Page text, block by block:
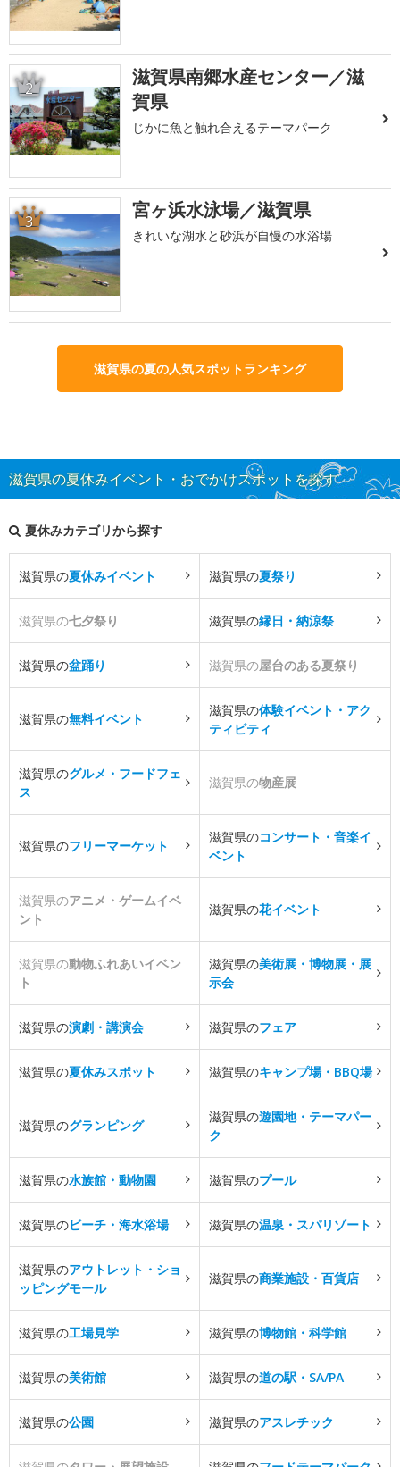
2
滋賀県南郷水産センター／滋
賀県
じかに魚と触れ合えるテーマパーク
3 宮ヶ浜水泳場／滋賀県
きれいな湖水と砂浜が自慢の水浴場
滋賀県の夏の人気スポットランキング
滋賀県の夏休みイベント・おでかけスポットを探す
夏休みカテゴリから探す
滋賀県の夏休みイベント 滋賀県の夏祭り
滋賀県の七夕祭り 滋賀県の縁日・納涼祭
滋賀県の盆踊り 滋賀県の屋台のある夏祭り
滋賀県の無料イベント
滋賀県の体験イベント・アク
ティビティ
滋賀県のグルメ・フードフェ
ス
滋賀県の物産展
滋賀県のフリーマーケット
滋賀県のコンサート・音楽イ
ベント
滋賀県のアニメ・ゲームイベ
ント
滋賀県の花イベント
滋賀県の動物ふれあいイベン
ト
滋賀県の美術展・博物展・展
示会
滋賀県の演劇・講演会 滋賀県のフェア
滋賀県の夏休みスポット 滋賀県のキャンプ場・BBQ場
滋賀県のグランピング
滋賀県の遊園地・テーマパー
ク
滋賀県の水族館・動物園 滋賀県のプール
滋賀県のビーチ・海水浴場 滋賀県の温泉・スパリゾート
滋賀県のアウトレット・ショ
ッピングモール
滋賀県の商業施設・百貨店
滋賀県の工場見学 滋賀県の博物館・科学館
滋賀県の美術館 滋賀県の道の駅・SA/PA
滋賀県の公園 滋賀県のアスレチック